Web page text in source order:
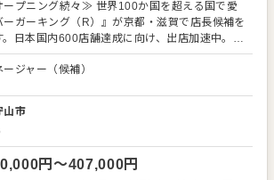
プニング続々≫ 世界100か国を超える国で愛
ーガーキング（R）』が京都・滋賀で店長候補を
。日本国内600店舗達成に向け、出店加速中。丁
明確な評価・昇進・昇格制度があり、 「マネジ
自信がないな…」「経験なくて大丈夫かな」 と
SVのサポートの中、業務を運営しています。 と
ではマニュアルをきちんと整備。 「前の店長
た」 「SVのBさんはこう言っていた」 などが
正しい知識がスタッフ全員に等しく伝わるよう
す。安心してキャリアアップをめざせる環境
ジャー（候補）
山市
円〜407,000円